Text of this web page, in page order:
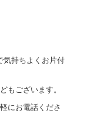
気持ちよくお片付
もございます。
にお電話くださ